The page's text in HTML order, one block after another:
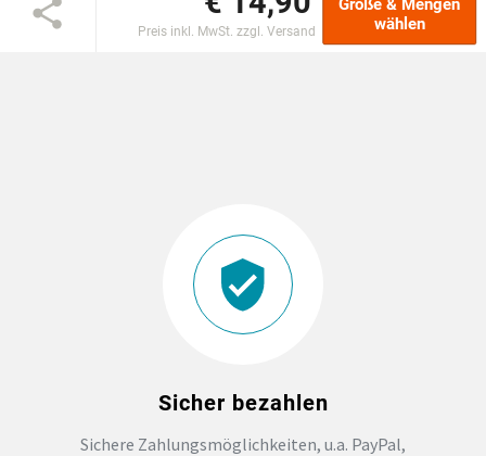
ZAHNARZTPRAXIS
FOTOTASSEN UND MEHR
Preis inkl. MwSt. zzgl. Versand
Größe & Mengen
wählen
Sicher bezahlen
Sichere Zahlungsmöglichkeiten, u.a. PayPal,